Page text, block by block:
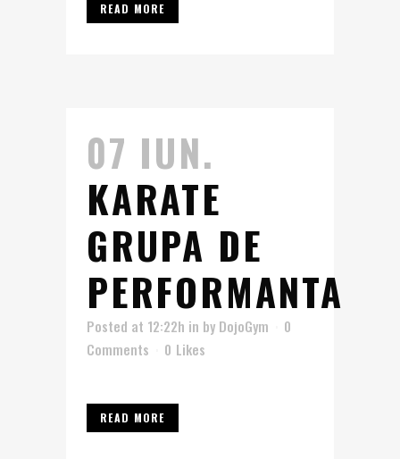
READ MORE
07 IUN.
KARATE
GRUPA DE
PERFORMANTA
Posted at 12:22h in by DojoGym
0
Comments
0 Likes
READ MORE